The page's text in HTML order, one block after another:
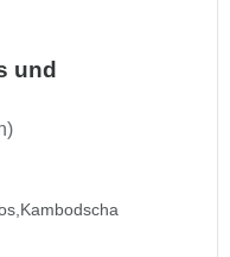
und
Kambodscha